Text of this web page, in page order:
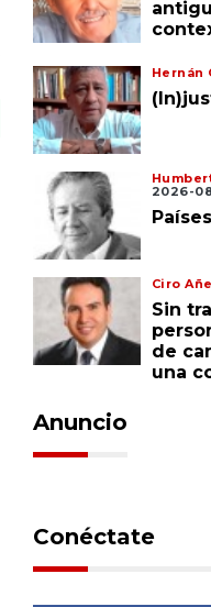
Hernán
2026-
Ciro
Sin
de
una
Anuncio
Conéctate